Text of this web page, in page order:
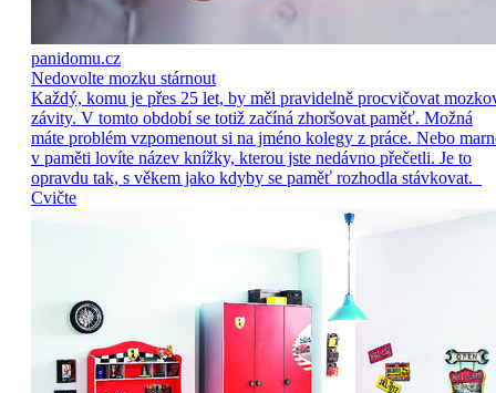
panidomu.cz
Nedovolte mozku stárnout
Každý, komu je přes 25 let, by měl pravidelně procvičovat
závity. V tomto období se totiž začíná zhoršovat paměť. Možná
máte problém vzpomenout si na jméno kolegy z práce. Nebo
v paměti lovíte název knížky, kterou jste nedávno přečetli. Je to
opravdu tak, s věkem jako kdyby se paměť rozhodla stávkovat.
Cvičte